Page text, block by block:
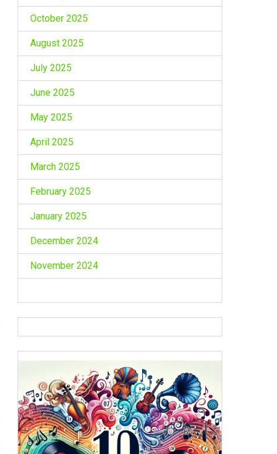
October 2025
August 2025
July 2025
June 2025
May 2025
April 2025
March 2025
February 2025
January 2025
December 2024
November 2024